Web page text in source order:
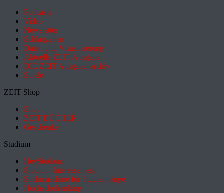
Podcasts
Video
Newsletter
Schlagzeilen
Daten und Visualisierung
Aktuelle ZEIT-Ausgabe
DIE ZEIT Ausgabenarchiv
Spiele
ZEIT Shop
Shop
ZEIT BÜCHER
Geschenke
Studium
HeyStudium
Studium-Interessentest
Suchmaschine für Studiengänge
Hochschulranking